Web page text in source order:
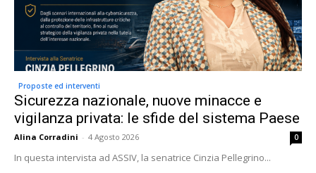
Proposte ed interventi
Sicurezza nazionale, nuove minacce e
vigilanza privata: le sfide del sistema Paese
Alina Corradini - 4 Agosto 2026 0
In questa intervista ad ASSIV, la senatrice Cinzia Pellegrino...